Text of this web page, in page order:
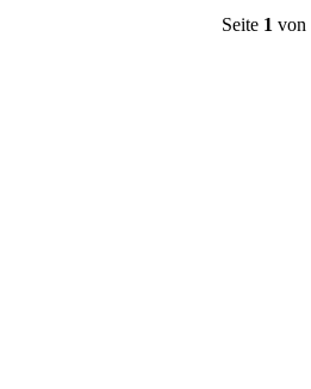
Seite 1 von